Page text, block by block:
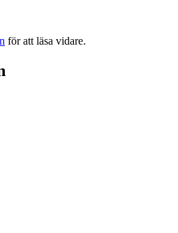
för att läsa vidare.